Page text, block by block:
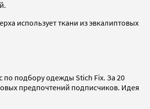
использует ткани из эвкалиптовых
подбору одежды Stich Fix. За 20
предпочтений подписчиков. Идея